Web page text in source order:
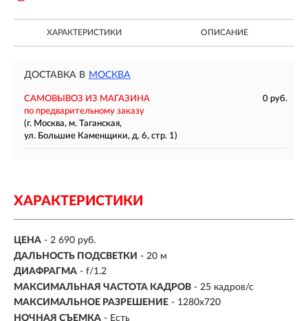
ХАРАКТЕРИСТИКИ ОПИСАНИЕ
ДОСТАВКА В МОСКВА
САМОВЫВОЗ ИЗ МАГАЗИНА
0 руб.
по предварительному заказу
(г. Москва, м. Таганская,
ул. Большие Каменщики, д. 6, стр. 1)
ХАРАКТЕРИСТИКИ
ЦЕНА - 2 690 руб.
ДАЛЬНОСТЬ ПОДСВЕТКИ - 20 м
ДИАФРАГМА - f/1.2
МАКСИМАЛЬНАЯ ЧАСТОТА КАДРОВ - 25 кадров/с
МАКСИМАЛЬНОЕ РАЗРЕШЕНИЕ - 1280x720
НОЧНАЯ СЪЕМКА - Есть